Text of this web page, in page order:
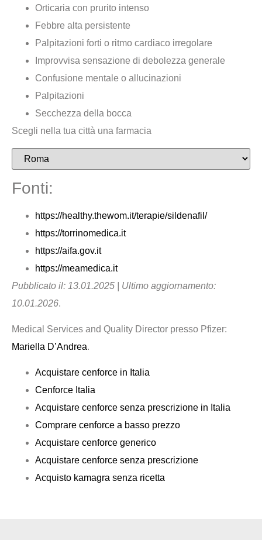
Orticaria con prurito intenso
Febbre alta persistente
Palpitazioni forti o ritmo cardiaco irregolare
Improvvisa sensazione di debolezza generale
Confusione mentale o allucinazioni
Palpitazioni
Secchezza della bocca
Scegli nella tua città una farmacia
Fonti:
https://healthy.thewom.it/terapie/sildenafil/
https://torrinomedica.it
https://aifa.gov.it
https://meamedica.it
Pubblicato il: 13.01.2025 | Ultimo aggiornamento:
10.01.2026.
Medical Services and Quality Director presso Pfizer:
Mariella D’Andrea.
Acquistare cenforce in Italia
Cenforce Italia
Acquistare cenforce senza prescrizione in Italia
Comprare cenforce a basso prezzo
Acquistare cenforce generico
Acquistare cenforce senza prescrizione
Acquisto kamagra senza ricetta